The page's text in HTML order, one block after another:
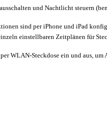
und Nachtlicht steuern
sind per iPhone und iPad
einstellbaren Zeitplänen für
WLAN-Steckdose ein und aus, um